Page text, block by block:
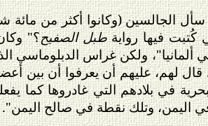
الجالسين (وكانوا أكثر من
كُتبت فيها روايةطبل الصفيح؟"
ولكن غراس
قال لهم، عليهم أن يعرفوا أن بين
في بلادهم التي غادروها كما
اليمن، وتلك نقطة في صالح اليمن".